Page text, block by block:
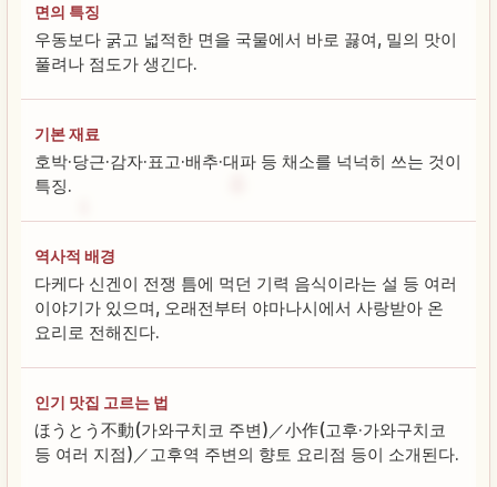
면의 특징
우동보다 굵고 넓적한 면을 국물에서 바로 끓여, 밀의 맛이
풀려나 점도가 생긴다.
기본 재료
호박·당근·감자·표고·배추·대파 등 채소를 넉넉히 쓰는 것이
특징.
역사적 배경
다케다 신겐이 전쟁 틈에 먹던 기력 음식이라는 설 등 여러
이야기가 있으며, 오래전부터 야마나시에서 사랑받아 온
요리로 전해진다.
인기 맛집 고르는 법
ほうとう不動(가와구치코 주변)／小作(고후·가와구치코
등 여러 지점)／고후역 주변의 향토 요리점 등이 소개된다.